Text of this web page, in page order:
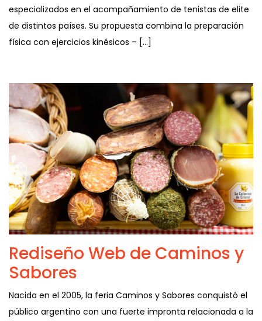
especializados en el acompañamiento de tenistas de elite
de distintos países. Su propuesta combina la preparación
física con ejercicios kinésicos – […]
Rediseño Web de Caminos y
Sabores
Nacida en el 2005, la feria Caminos y Sabores conquistó el
público argentino con una fuerte impronta relacionada a la